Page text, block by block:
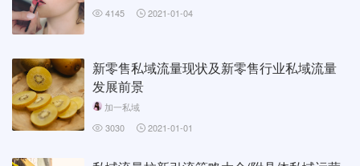
4145
2021-01-04
新零售私域流量现状及新零售行业私域流量
发展前景
加一私域
3030
2021-01-01